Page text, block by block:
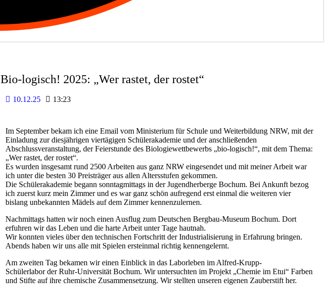
Bio-logisch! 2025: „Wer rastet, der rostet“
10.12.25 13:23
Im September bekam ich eine Email vom Ministerium für Schule und Weiterbildung NRW, mit der
Einladung zur diesjährigen viertägigen Schülerakademie und der anschließenden
Abschlussveranstaltung, der Feierstunde des Biologiewettbewerbs „bio-logisch!“, mit dem Thema:
„Wer rastet, der rostet“.
Es wurden insgesamt rund 2500 Arbeiten aus ganz NRW eingesendet und mit meiner Arbeit war
ich unter die besten 30 Preisträger aus allen Altersstufen gekommen.
Die Schülerakademie begann sonntagmittags in der Jugendherberge Bochum. Bei Ankunft bezog
ich zuerst kurz mein Zimmer und es war ganz schön aufregend erst einmal die weiteren vier
bislang unbekannten Mädels auf dem Zimmer kennenzulernen.
Nachmittags hatten wir noch einen Ausflug zum Deutschen Bergbau-Museum Bochum. Dort
erfuhren wir das Leben und die harte Arbeit unter Tage hautnah.
Wir konnten vieles über den technischen Fortschritt der Industrialisierung in Erfahrung bringen.
Abends haben wir uns alle mit Spielen ersteinmal richtig kennengelernt.
Am zweiten Tag bekamen wir einen Einblick in das Laborleben im Alfred-Krupp-
Schülerlabor der Ruhr-Universität Bochum. Wir untersuchten im Projekt „Chemie im Etui“ Farben
und Stifte auf ihre chemische Zusammensetzung. Wir stellten unseren eigenen Zauberstift her.